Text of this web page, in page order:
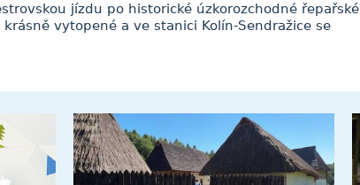
jízdu po historické úzkorozchodné řepařské
vytopené a ve stanici Kolín-Sendražice se